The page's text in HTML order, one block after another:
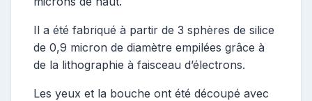
Il a été fabriqué à partir de 3 sphères de silice
de 0,9 micron de diamètre empilées grâce à
de la lithographie à faisceau d’électrons.
Les yeux et la bouche ont été découpé avec